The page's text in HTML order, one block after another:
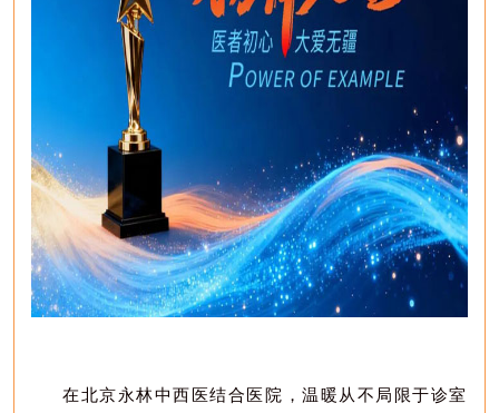
在北京永林中西医结合医院，温暖从不局限于诊室